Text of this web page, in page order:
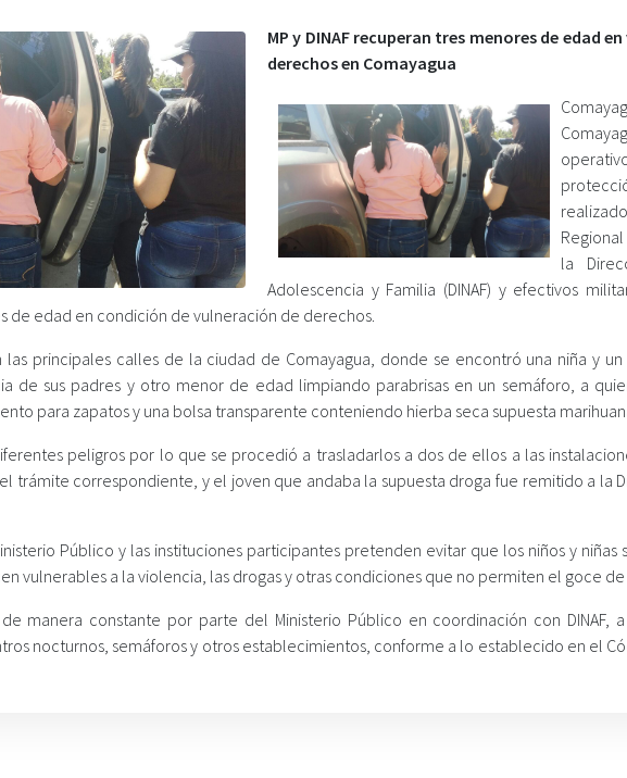
MP y DINAF recuperan tres menores de edad
derechos en Comayagua
la
Adolescencia y Familia (DINAF) y efectivos
de edad en condición de vulneración de derechos.
principales calles de la ciudad de Comayagua, donde se encontró una niña y
de sus padres y otro menor de edad limpiando parabrisas en un semáforo, a
para zapatos y una bolsa transparente conteniendo hierba seca supuesta
peligros por lo que se procedió a trasladarlos a dos de ellos a las
trámite correspondiente, y el joven que andaba la supuesta droga fue remitido a la
Público y las instituciones participantes pretenden evitar que los niños y niñas
vulnerables a la violencia, las drogas y otras condiciones que no permiten el goce de
manera constante por parte del Ministerio Público en coordinación con DINAF,
nocturnos, semáforos y otros establecimientos, conforme a lo establecido en el